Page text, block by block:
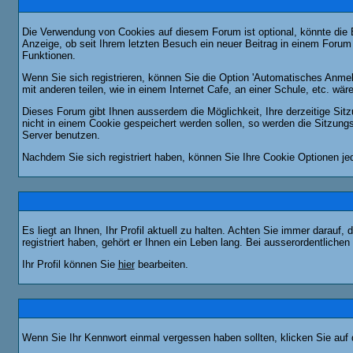
Die Verwendung von Cookies auf diesem Forum ist optional, könnte
Anzeige, ob seit Ihrem letzten Besuch ein neuer Beitrag in einem
Funktionen.
Wenn Sie sich registrieren, können Sie die Option 'Automatisches
mit anderen teilen, wie in einem Internet Cafe, an einer Schule, etc.
Dieses Forum gibt Ihnen ausserdem die Möglichkeit, Ihre derzeitige
nicht in einem Cookie gespeichert werden sollen, so werden die
Server benutzen.
Nachdem Sie sich registriert haben, können Sie Ihre Cookie Optionen
Es liegt an Ihnen, Ihr Profil aktuell zu halten. Achten Sie immer
registriert haben, gehört er Ihnen ein Leben lang. Bei
Ihr Profil können Sie hierbearbeiten.
Wenn Sie Ihr Kennwort einmal vergessen haben sollten, klicken Sie auf